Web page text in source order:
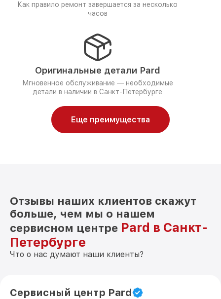
Как правило ремонт завершается за несколько
часов
Оригинальные детали Pard
Мгновенное обслуживание — необходимые
детали в наличии в Санкт-Петербурге
Еще преимущества
Отзывы наших клиентов скажут
больше, чем мы о нашем
сервисном центре Pard в Санкт-
Петербурге
Что о нас думают наши клиенты?
Сервисный центр Pard